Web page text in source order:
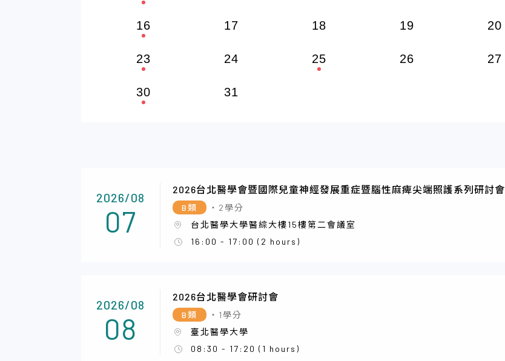
2026/08
07
2026台北醫學會暨國際兒童神經發展重症暨腦性麻痺尖端照護系列研討會
B類
・2學分
台北醫學大學醫綜大樓15樓第二會議室
16:00 - 17:00 (2 hours)
2026/08
08
2026台北醫學會研討會
B類
・1學分
臺北醫學大學
08:30 - 17:20 (1 hours)
16 17 18 19 20
23 24 25 26 27
30 31